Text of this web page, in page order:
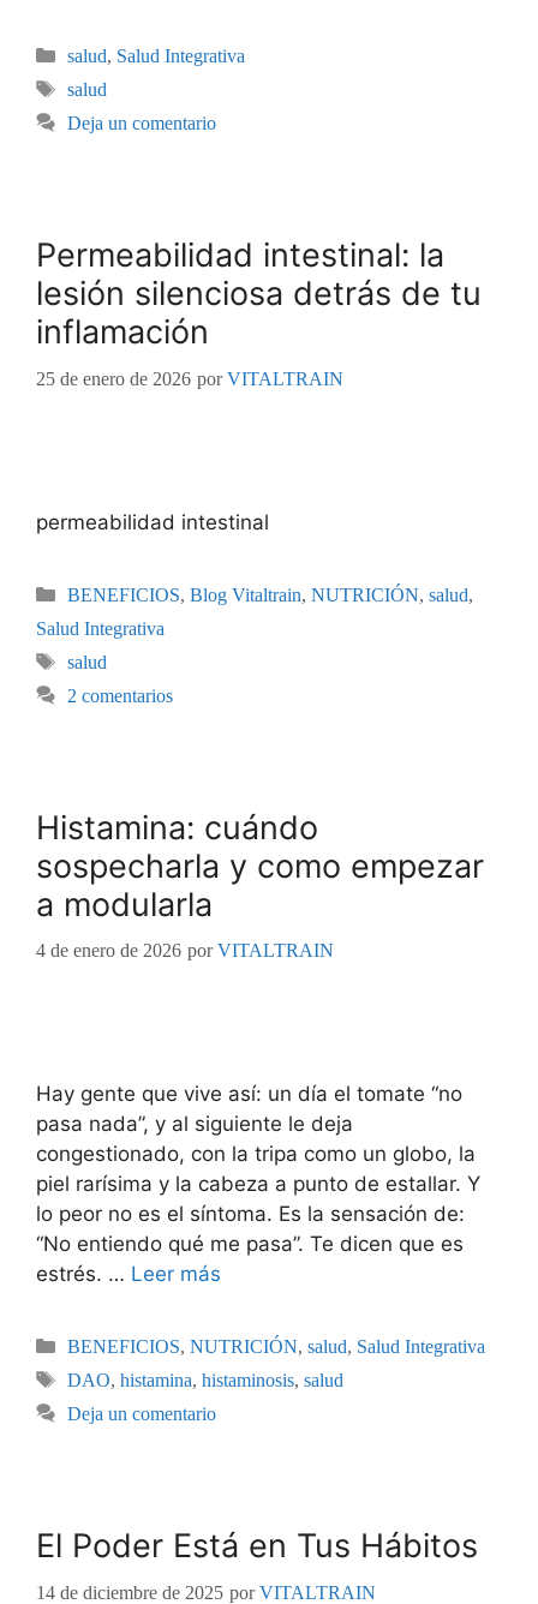
salud, Salud Integrativa
salud
Deja un comentario
Permeabilidad intestinal: la
lesión silenciosa detrás de tu
inflamación
25 de enero de 2026 porVITALTRAIN
permeabilidad intestinal
BENEFICIOS, Blog Vitaltrain, NUTRICIÓN, salud,
Salud Integrativa
salud
2 comentarios
Histamina: cuándo
sospecharla y como empezar
a modularla
4 de enero de 2026 porVITALTRAIN
Hay gente que vive así: un día el tomate “no
pasa nada”, y al siguiente le deja
congestionado, con la tripa como un globo, la
piel rarísima y la cabeza a punto de estallar. Y
lo peor no es el síntoma. Es la sensación de:
“No entiendo qué me pasa”. Te dicen que es
estrés. … Leer más
BENEFICIOS, NUTRICIÓN, salud, Salud Integrativa
DAO, histamina, histaminosis, salud
Deja un comentario
El Poder Está en Tus Hábitos
14 de diciembre de 2025 porVITALTRAIN